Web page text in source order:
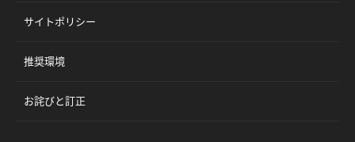
サイトポリシー
推奨環境
お詫びと訂正